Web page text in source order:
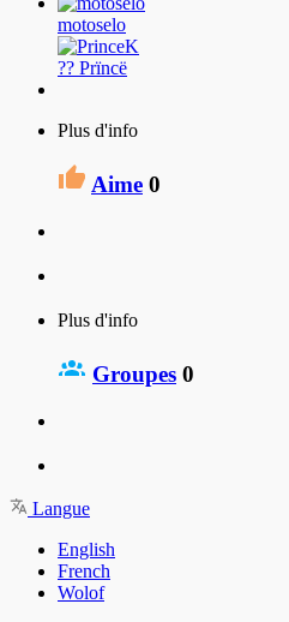
motoselo
?? Prïncë
Plus d'info
Aime 0
Plus d'info
Groupes 0
Langue
English
French
Wolof